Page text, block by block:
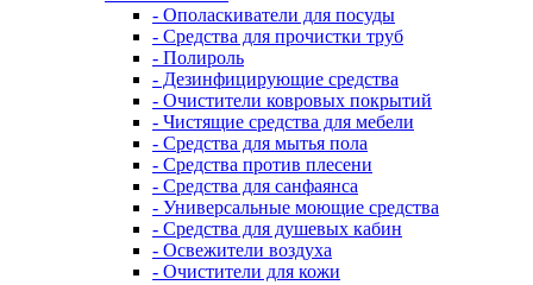
- Ополаскиватели для посуды
- Средства для прочистки труб
- Полироль
- Дезинфицирующие средства
- Очистители ковровых покрытий
- Чистящие средства для мебели
- Средства для мытья пола
- Средства против плесени
- Средства для санфаянса
- Универсальные моющие средства
- Средства для душевых кабин
- Освежители воздуха
- Очистители для кожи